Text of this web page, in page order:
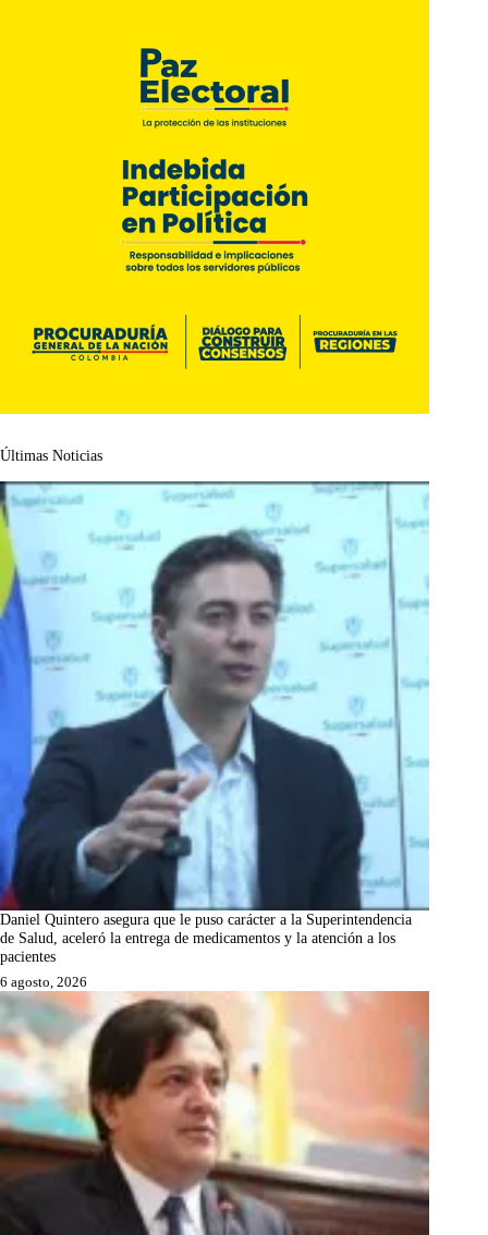
Últimas Noticias
Daniel Quintero asegura que le puso carácter a la Superintendencia
de Salud, aceleró la entrega de medicamentos y la atención a los
pacientes
6 agosto, 2026